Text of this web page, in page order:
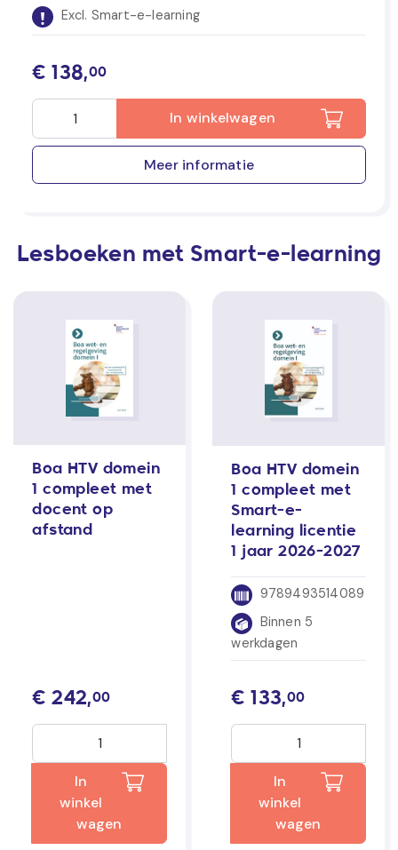
Excl. Smart-e-learning
€ 138,00
In winkelwagen
Meer informatie
Lesboeken met Smart-e-learning
Boa HTV domein
1 compleet met
docent op
afstand
€ 242,00
In
winkel
wagen
Boa HTV domein
1 compleet met
Smart-e-
learning licentie
1 jaar 2026-2027
9789493514089
Binnen 5
werkdagen
€ 133,00
In
winkel
wagen